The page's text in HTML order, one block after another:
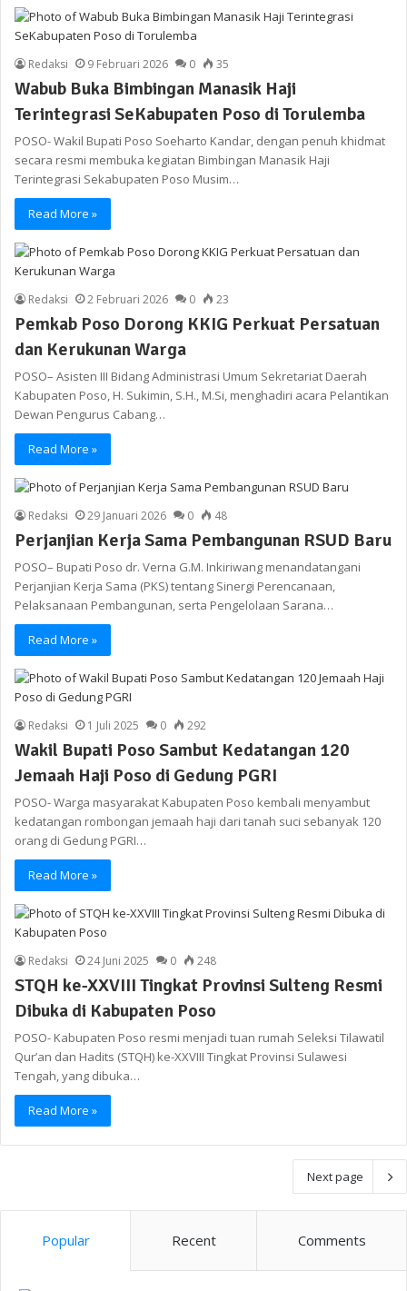
Redaksi 9 Februari 2026 0 35
Wabub Buka Bimbingan Manasik Haji
Terintegrasi SeKabupaten Poso di Torulemba
POSO- Wakil Bupati Poso Soeharto Kandar, dengan penuh khidmat
secara resmi membuka kegiatan Bimbingan Manasik Haji
Terintegrasi Sekabupaten Poso Musim…
Read More »
Redaksi 2 Februari 2026 0 23
Pemkab Poso Dorong KKIG Perkuat Persatuan
dan Kerukunan Warga
POSO– Asisten III Bidang Administrasi Umum Sekretariat Daerah
Kabupaten Poso, H. Sukimin, S.H., M.Si, menghadiri acara Pelantikan
Dewan Pengurus Cabang…
Read More »
Redaksi 29 Januari 2026 0 48
Perjanjian Kerja Sama Pembangunan RSUD Baru
POSO– Bupati Poso dr. Verna G.M. Inkiriwang menandatangani
Perjanjian Kerja Sama (PKS) tentang Sinergi Perencanaan,
Pelaksanaan Pembangunan, serta Pengelolaan Sarana…
Read More »
Redaksi 1 Juli 2025 0 292
Wakil Bupati Poso Sambut Kedatangan 120
Jemaah Haji Poso di Gedung PGRI
POSO- Warga masyarakat Kabupaten Poso kembali menyambut
kedatangan rombongan jemaah haji dari tanah suci sebanyak 120
orang di Gedung PGRI…
Read More »
Redaksi 24 Juni 2025 0 248
STQH ke-XXVIII Tingkat Provinsi Sulteng Resmi
Dibuka di Kabupaten Poso
POSO- Kabupaten Poso resmi menjadi tuan rumah Seleksi Tilawatil
Qur’an dan Hadits (STQH) ke-XXVIII Tingkat Provinsi Sulawesi
Tengah, yang dibuka…
Read More »
Next page
Popular Recent Comments